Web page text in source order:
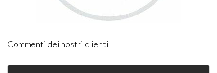
Commenti dei nostri clienti